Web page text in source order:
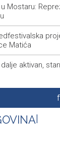
Mostaru:
Matića
aktivan,
Ivice Osima'
društva na
sehara’